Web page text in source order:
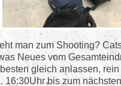
man zum Shooting?
Neues vom
gleich anlassen,
16:30Uhr bis zum